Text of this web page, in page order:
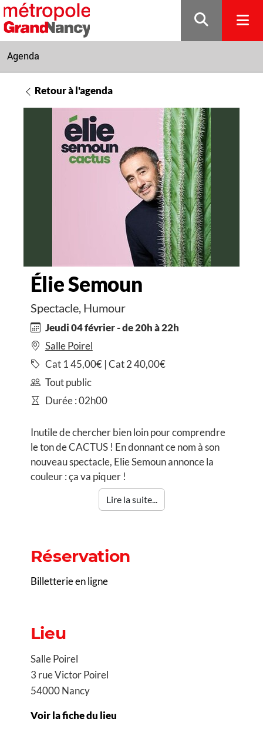
Gestion de vos préférences sur les cookies
Agenda
Retour à l'agenda
Élie Semoun
Spectacle, Humour
Jeudi 04 février - de 20h à 22h
Salle Poirel
Cat 1 45,00€ | Cat 2 40,00€
Tout public
Durée : 02h00
Inutile de chercher bien loin pour comprendre
le ton de CACTUS ! En donnant ce nom à son
nouveau spectacle, Elie Semoun annonce la
couleur : ça va piquer !
Lire la suite...
Réservation
Billetterie en ligne
Lieu
Salle Poirel
3 rue Victor Poirel
54000 Nancy
Voir la fiche du lieu